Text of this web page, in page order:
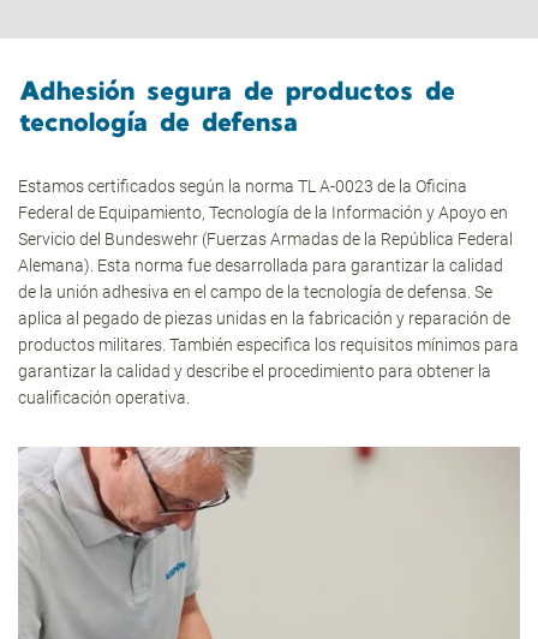
Adhesión segura de productos de
tecnología de defensa
Estamos certificados según la norma TL A-0023 de la Oficina
Federal de Equipamiento, Tecnología de la Información y Apoyo en
Servicio del Bundeswehr (Fuerzas Armadas de la República Federal
Alemana). Esta norma fue desarrollada para garantizar la calidad
de la unión adhesiva en el campo de la tecnología de defensa. Se
aplica al pegado de piezas unidas en la fabricación y reparación de
productos militares. También especifica los requisitos mínimos para
garantizar la calidad y describe el procedimiento para obtener la
cualificación operativa.